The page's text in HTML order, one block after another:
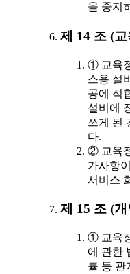
을 중지
제 14 조 (
① 교육
스용 설
공에 적
설비에
쓰게 된
다.
② 교육
가사항
서비스
제 15 조 (
① 교육
에 관한
률 등 관